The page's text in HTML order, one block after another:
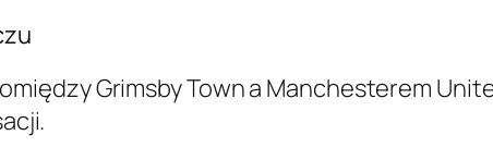
Grimsby Town a Manchesterem